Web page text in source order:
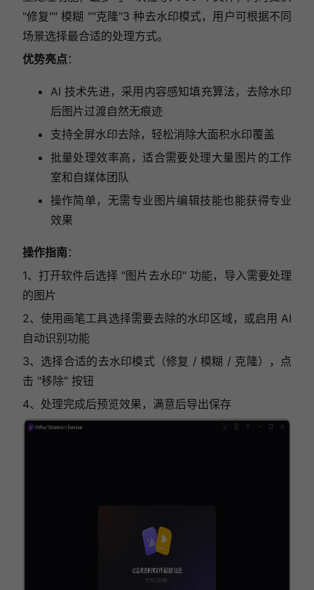
"修复"" 模糊 ""克隆"3 种去水印模式，用户可根据不同
场景选择最合适的处理方式。
优势亮点 ：
AI 技术先进，采用内容感知填充算法，去除水印
后图片过渡自然无痕迹
支持全屏水印去除，轻松消除大面积水印覆盖
批量处理效率高，适合需要处理大量图片的工作
室和自媒体团队
操作简单，无需专业图片编辑技能也能获得专业
效果
操作指南：
1、打开软件后选择 "图片去水印" 功能，导入需要处理
的图片
2、使用画笔工具选择需要去除的水印区域，或启用 AI
自动识别功能
3、选择合适的去水印模式（修复 / 模糊 / 克隆），点
击 "移除" 按钮
4、处理完成后预览效果，满意后导出保存